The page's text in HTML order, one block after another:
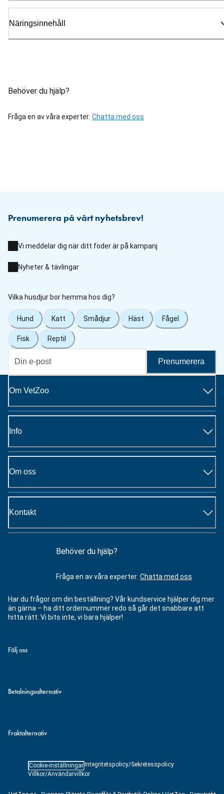
Näringsinnehåll
Behöver du hjälp?
Fråga en av våra experter. Chatta med oss
Prenumerera på vårt nyhetsbrev!
Vi meddelar dig när ditt foder är på kampanj
Nyheter & tävlingar
Vilka husdjur bor hemma hos dig?
Hund Katt Smådjur Häst Fågel
Fisk Reptil
Prenumerera
Om VetZoo
Info
Om oss
Kontakt
Behöver du hjälp?
Fråga en av våra experter. Chatta med oss
Har du frågor om din beställning? Vår kundservice hjälper dig mer
än gärna – ha ditt ordernummer redo så går det snabbare att
hitta rätt. Vi bits inte, vi bara hjälper!
Följ oss
Betalningsalternativ
Fraktalternativ
Cookie-inställningar Integritetspolicy/Sekretesspolicy
Villkor/Användarvillkor